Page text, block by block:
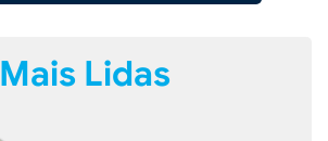
Mais Lidas